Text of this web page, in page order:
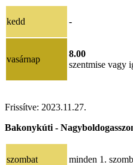
kedd -
vasárnap
8.00
szentmise vagy
Frissítve: 2023.11.27.
Bakonykúti -
szombat minden 1.